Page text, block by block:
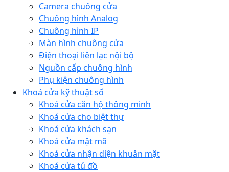
Camera chuông cửa
Chuông hình Analog
Chuông hình IP
Màn hình chuông cửa
Điện thoại liên lạc nội bộ
Nguồn cấp chuông hình
Phụ kiện chuông hình
Khoá cửa kỹ thuật số
Khoá cửa căn hộ thông minh
Khoá cửa cho biệt thự
Khoá cửa khách sạn
Khoá cửa mật mã
Khoá cửa nhận diện khuân mặt
Khoá cửa tủ đồ